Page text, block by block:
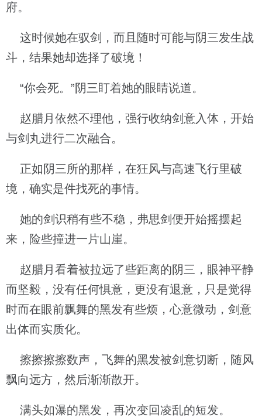
府。
这时候她在驭剑，而且随时可能与阴三发生战
斗，结果她却选择了破境！
“你会死。”阴三盯着她的眼睛说道。
赵腊月依然不理他，强行收纳剑意入体，开始
与剑丸进行二次融合。
正如阴三所的那样，在狂风与高速飞行里破
境，确实是件找死的事情。
她的剑识稍有些不稳，弗思剑便开始摇摆起
来，险些撞进一片山崖。
赵腊月看着被拉远了些距离的阴三，眼神平静
而坚毅，没有任何惧意，更没有退意，只是觉得
时而在眼前飘舞的黑发有些烦，心意微动，剑意
出体而实质化。
擦擦擦擦数声，飞舞的黑发被剑意切断，随风
飘向远方，然后渐渐散开。
满头如瀑的黑发，再次变回凌乱的短发。